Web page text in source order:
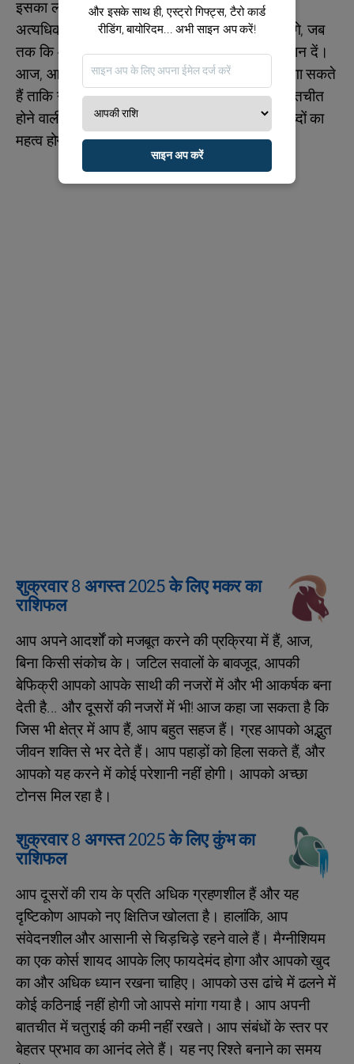
इसका लाभ उठाएं और अपने करीबियों से बात करें। आप
अत्यधिक थकावट के बड़े अचानक हमलों से सुरक्षित रहेंगे, जब
तक कि आप बहुत तेज़ी से नहीं बढ़ते। नियमितता पर ध्यान दें।
आज, आप अपनी अच्छी मूड और समाजिकता पर दांव लगा सकते
हैं ताकि नए संपर्क बना सकें, बेझिझक आगे बढ़ें! सुखद बातचीत
होने वाली हैं, आपको सुना और समझा जाएगा। आपके शब्दों का
महत्व होगा। केवल सकारात्मकता!
शुक्रवार 8 अगस्त 2025 के लिए मकर का
राशिफल
आप अपने आदर्शों को मजबूत करने की प्रक्रिया में हैं, आज,
बिना किसी संकोच के। जटिल सवालों के बावजूद, आपकी
बेफिक्री आपको आपके साथी की नजरों में और भी आकर्षक बना
देती है... और दूसरों की नजरों में भी! आज कहा जा सकता है कि
जिस भी क्षेत्र में आप हैं, आप बहुत सहज हैं। ग्रह आपको अद्भुत
जीवन शक्ति से भर देते हैं। आप पहाड़ों को हिला सकते हैं, और
आपको यह करने में कोई परेशानी नहीं होगी। आपको अच्छा
टोनस मिल रहा है।
शुक्रवार 8 अगस्त 2025 के लिए कुंभ का
राशिफल
आप दूसरों की राय के प्रति अधिक ग्रहणशील हैं और यह
दृष्टिकोण आपको नए क्षितिज खोलता है। हालांकि, आप
संवेदनशील और आसानी से चिड़चिड़े रहने वाले हैं। मैग्नीशियम
का एक कोर्स शायद आपके लिए फायदेमंद होगा और आपको खुद
का और अधिक ध्यान रखना चाहिए। आपको उस ढांचे में ढलने में
कोई कठिनाई नहीं होगी जो आपसे मांगा गया है। आप अपनी
बातचीत में चतुराई की कमी नहीं रखते। आप संबंधों के स्तर पर
बेहतर प्रभाव का आनंद लेते हैं। यह नए रिश्ते बनाने का समय
और इसके साथ ही, एस्ट्रो गिफ्ट्स, टैरो कार्ड
रीडिंग, बायोरिदम... अभी साइन अप करें!
साइन अप करें